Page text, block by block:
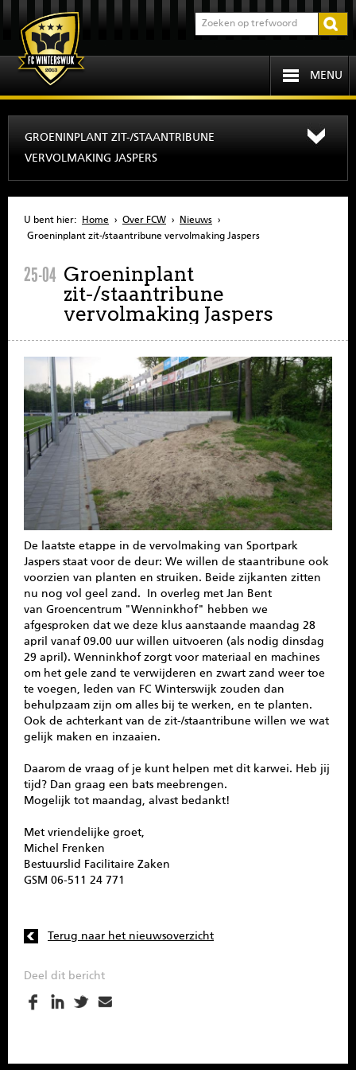
MENU
SPONSOREN
CONTACT
GROENINPLANT ZIT-/STAANTRIBUNE
VERVOLMAKING JASPERS
U bent hier: Home › Over FCW › Nieuws ›
Groeninplant zit-/staantribune vervolmaking Jaspers
25-04 Groeninplant
zit-/staantribune
vervolmaking Jaspers
De laatste etappe in de vervolmaking van Sportpark
Jaspers staat voor de deur: We willen de staantribune ook
voorzien van planten en struiken. Beide zijkanten zitten
nu nog vol geel zand. In overleg met Jan Bent
van Groencentrum "Wenninkhof" hebben we
afgesproken dat we deze klus aanstaande maandag 28
april vanaf 09.00 uur willen uitvoeren (als nodig dinsdag
29 april). Wenninkhof zorgt voor materiaal en machines
om het gele zand te verwijderen en zwart zand weer toe
te voegen, leden van FC Winterswijk zouden dan
behulpzaam zijn om alles bij te werken, en te planten.
Ook de achterkant van de zit-/staantribune willen we wat
gelijk maken en inzaaien.
Daarom de vraag of je kunt helpen met dit karwei. Heb jij
tijd? Dan graag een bats meebrengen.
Mogelijk tot maandag, alvast bedankt!
Met vriendelijke groet,
Michel Frenken
Bestuurslid Facilitaire Zaken
GSM 06-511 24 771
Terug naar het nieuwsoverzicht
Deel dit bericht